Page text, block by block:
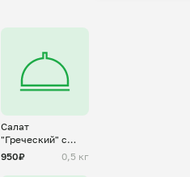
Салат
"Греческий" с
сухариками и
950₽ 0,5 кг